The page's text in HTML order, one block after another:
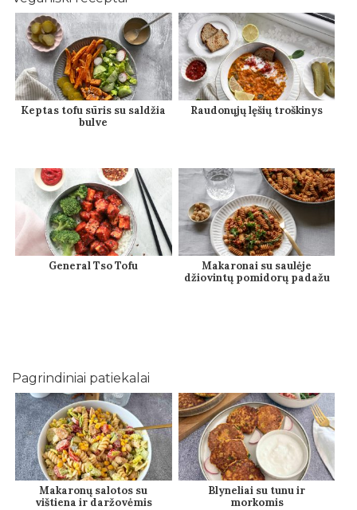
Keptas tofu sūris su saldžia
bulve
Raudonųjų lęšių troškinys
General Tso Tofu
Makaronai su saulėje
džiovintų pomidorų padažu
Pagrindiniai patiekalai
Makaronų salotos su
vištiena ir daržovėmis
Blyneliai su tunu ir
morkomis